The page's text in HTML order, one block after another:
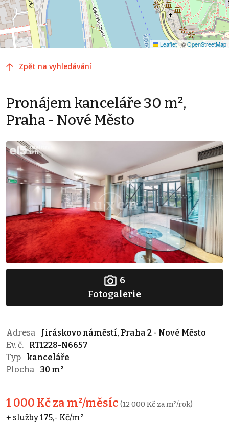
Leaflet|©OpenStreetMap
Zpět na vyhledávání
Pronájem kanceláře 30 m²,
Praha - Nové Město
6
Fotogalerie
Adresa
Jiráskovo náměstí, Praha 2 - Nové Město
Ev. č.
RT1228-N6657
Typ
kanceláře
Plocha
30 m²
1 000 Kč za m²/měsíc (12 000 Kč za m²/rok)
+ služby 175,- Kč/m²